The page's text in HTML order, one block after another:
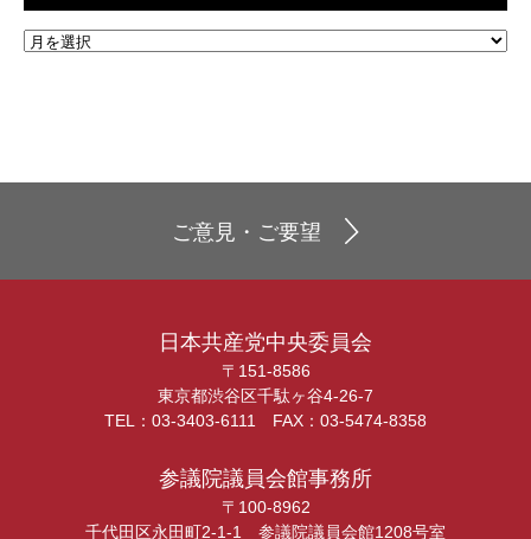
ご意見・ご要望
日本共産党中央委員会
〒151-8586
東京都渋谷区千駄ヶ谷4-26-7
TEL：03-3403-6111 FAX：03-5474-8358
参議院議員会館事務所
〒100-8962
千代田区永田町2-1-1 参議院議員会館1208号室